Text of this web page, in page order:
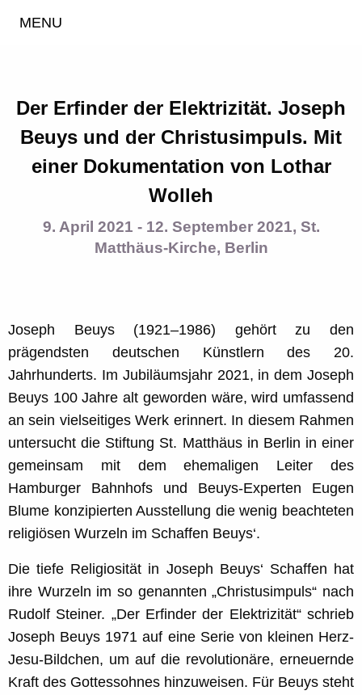
MENU
Der Erfinder der Elektrizität. Joseph
Beuys und der Christusimpuls. Mit
einer Dokumentation von Lothar
Wolleh
9. April 2021 - 12. September 2021, St.
Matthäus-Kirche, Berlin
Joseph Beuys (1921–1986) gehört zu den
prägendsten deutschen Künstlern des 20.
Jahrhunderts. Im Jubiläumsjahr 2021, in dem Joseph
Beuys 100 Jahre alt geworden wäre, wird umfassend
an sein vielseitiges Werk erinnert. In diesem Rahmen
untersucht die Stiftung St. Matthäus in Berlin in einer
gemeinsam mit dem ehemaligen Leiter des
Hamburger Bahnhofs und Beuys-Experten Eugen
Blume konzipierten Ausstellung die wenig beachteten
religiösen Wurzeln im Schaffen Beuys‘.
Die tiefe Religiosität in Joseph Beuys‘ Schaffen hat
ihre Wurzeln im so genannten „Christusimpuls“ nach
Rudolf Steiner. „Der Erfinder der Elektrizität“ schrieb
Joseph Beuys 1971 auf eine Serie von kleinen Herz-
Jesu-Bildchen, um auf die revolutionäre, erneuernde
Kraft des Gottessohnes hinzuweisen. Für Beuys steht